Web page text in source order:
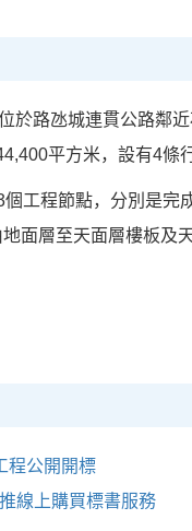
於路氹城連貫公路鄰
平方米，設有4條
工程節點，分別是完
面層至天面層樓板及
程公開開標
線上購買標書服務